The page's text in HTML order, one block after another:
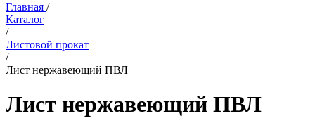
Главная /
Каталог
/
Листовой прокат
/
Лист нержавеющий ПВЛ
Лист нержавеющий ПВЛ